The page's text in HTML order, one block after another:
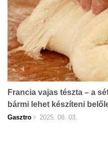
Francia vajas tészta – a
bármi lehet készíteni
Gasztro 2025. 08. 03.